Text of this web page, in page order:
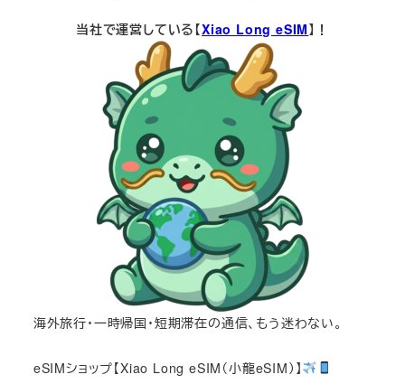
当社で運営している【Xiao Long eSIM】！
海外旅行・一時帰国・短期滞在の通信、もう迷わない。
eSIMショップ【Xiao Long eSIM（小龍eSIM）】